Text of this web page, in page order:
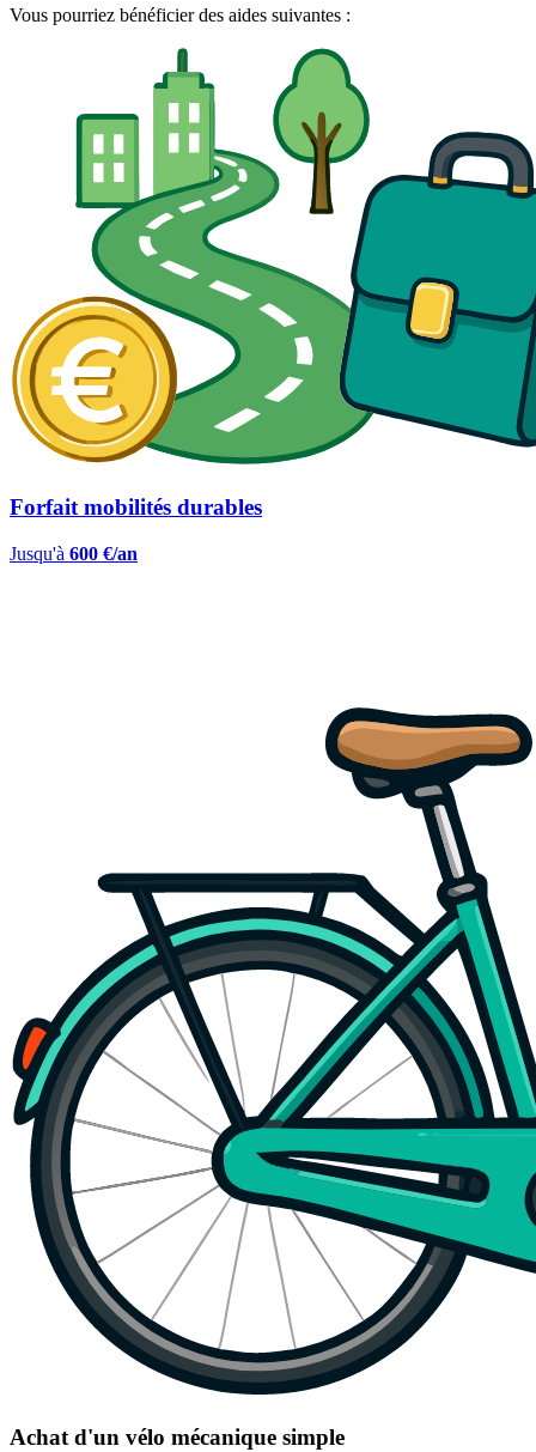
Vous pourriez bénéficier des aides suivantes :
Forfait mobilités durables
Jusqu'à 600 €/an
Achat d'un vélo mécanique simple